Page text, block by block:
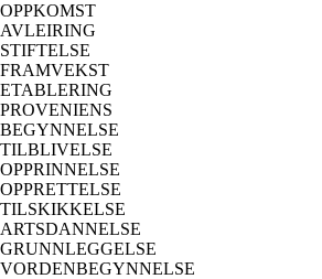
OPPKOMST
AVLEIRING
STIFTELSE
FRAMVEKST
ETABLERING
PROVENIENS
BEGYNNELSE
TILBLIVELSE
OPPRINNELSE
OPPRETTELSE
TILSKIKKELSE
ARTSDANNELSE
GRUNNLEGGELSE
VORDENBEGYNNELSE